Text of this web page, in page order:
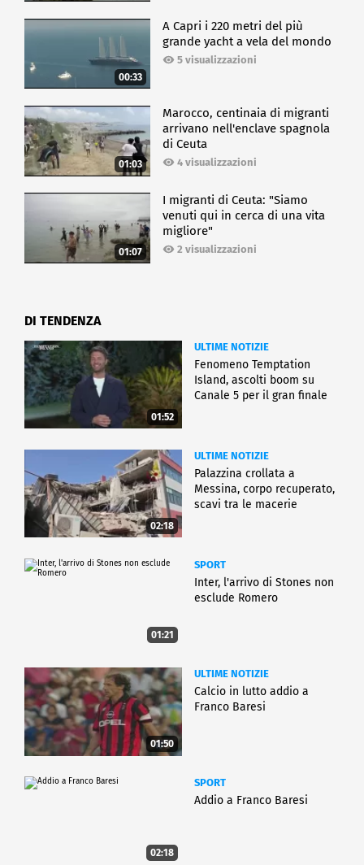
00:33
A Capri i 220 metri del più
grande yacht a vela del mondo
5 visualizzazioni
01:03
Marocco, centinaia di migranti
arrivano nell'enclave spagnola
di Ceuta
4 visualizzazioni
01:07
I migranti di Ceuta: "Siamo
venuti qui in cerca di una vita
migliore"
2 visualizzazioni
DI TENDENZA
01:52
ULTIME NOTIZIE
Fenomeno Temptation
Island, ascolti boom su
Canale 5 per il gran finale
02:18
ULTIME NOTIZIE
Palazzina crollata a
Messina, corpo recuperato,
scavi tra le macerie
01:21
SPORT
Inter, l'arrivo di Stones non
esclude Romero
01:50
ULTIME NOTIZIE
Calcio in lutto addio a
Franco Baresi
02:18
SPORT
Addio a Franco Baresi